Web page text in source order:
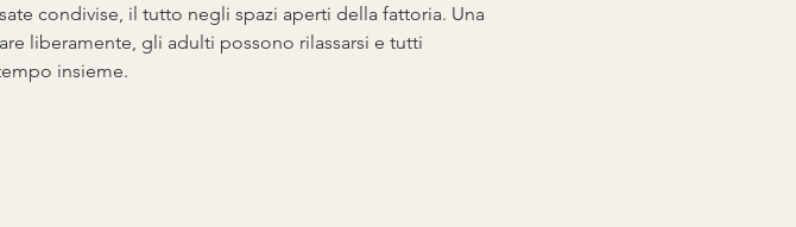
condivise, il tutto negli spazi aperti della fattoria. Una
liberamente, gli adulti possono rilassarsi e tutti
insieme.